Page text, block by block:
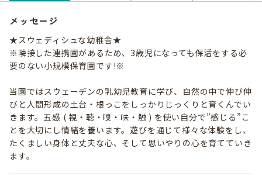
メッセージ
★スウェディシュな幼稚舎★
※隣接した連携園があるため、3歳児になっても保活をする必
要のない小規模保育園です!※
当園ではスウェーデンの乳幼児教育に学び、自然の中で伸び伸
びと人間形成の土台・根っこをしっかりじっくりと育くんでい
きます。五感 ( 視・聴・嗅・味・触 ) を使い自分で”感じる”こ
とを大切にし情緒を養います。遊びを通じて様々な体験をし、
たくましい身体と丈夫な心、そして思いやりの心を育てていき
ます。